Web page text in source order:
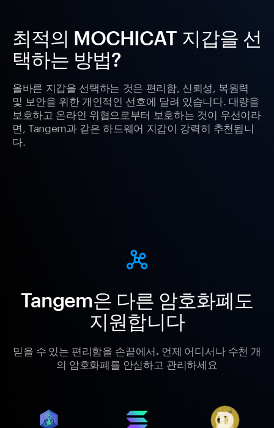
최적의 MOCHICAT 지갑을 선
택하는 방법?
올바른 지갑을 선택하는 것은 편리함, 신뢰성, 복원력
및 보안을 위한 개인적인 선호에 달려 있습니다. 대량을
보호하고 온라인 위협으로부터 보호하는 것이 우선이라
면, Tangem과 같은 하드웨어 지갑이 강력히 추천됩니
다.
Tangem은 다른 암호화폐도
지원합니다
믿을 수 있는 편리함을 손끝에서. 언제 어디서나 수천 개
의 암호화폐를 안심하고 관리하세요